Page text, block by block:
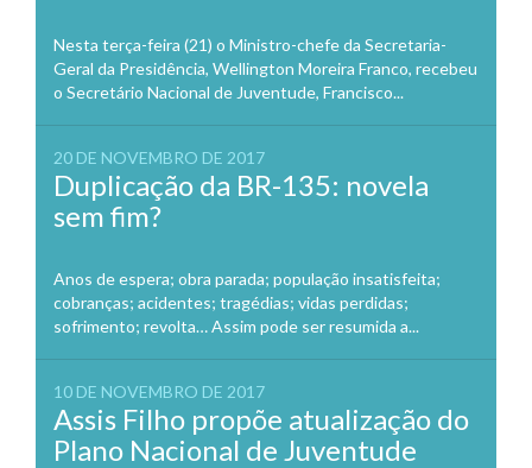
Nesta terça-feira (21) o Ministro-chefe da Secretaria-
Geral da Presidência, Wellington Moreira Franco, recebeu
o Secretário Nacional de Juventude, Francisco...
20 DE NOVEMBRO DE 2017
Duplicação da BR-135: novela
sem fim?
Anos de espera; obra parada; população insatisfeita;
cobranças; acidentes; tragédias; vidas perdidas;
sofrimento; revolta… Assim pode ser resumida a...
10 DE NOVEMBRO DE 2017
Assis Filho propõe atualização do
Plano Nacional de Juventude